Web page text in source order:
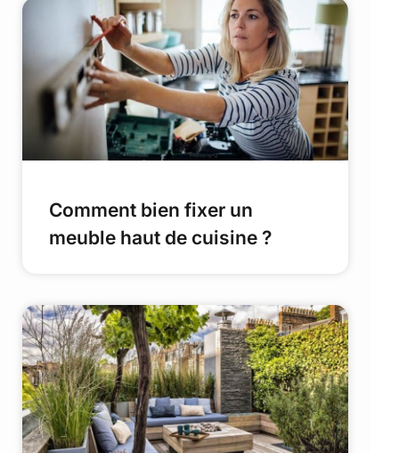
Comment bien fixer un
meuble haut de cuisine ?